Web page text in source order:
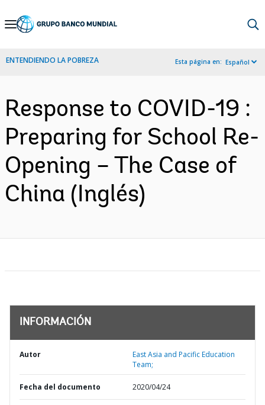
Skip
Navigation
ENTENDIENDO LA POBREZA Esta página en: Español
Response to COVID-19 :
Preparing for School Re-
Opening – The Case of
China (Inglés)
INFORMACIÓN
Autor
East Asia and Pacific Education
Team;
Fecha del documento 2020/04/24